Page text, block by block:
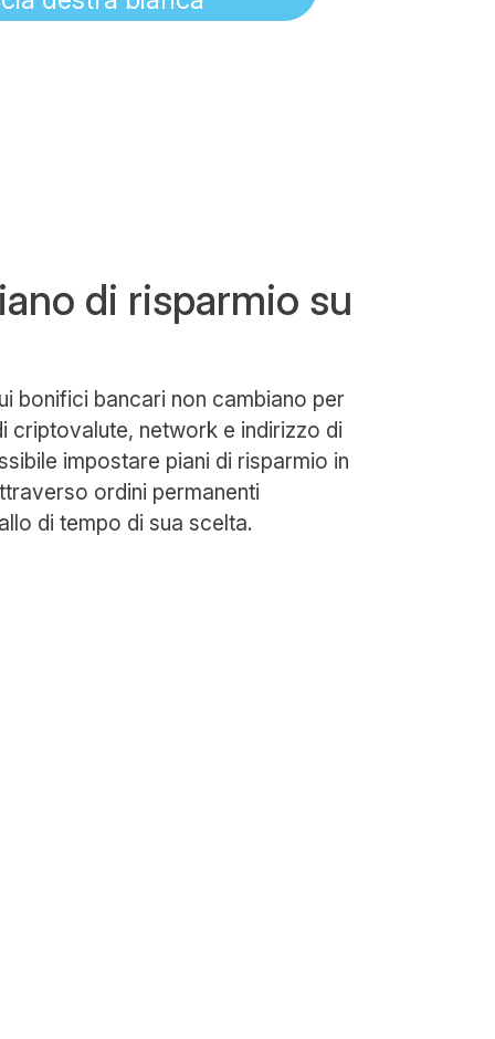
di risparmio su
bonifici bancari non cambiano per
criptovalute, network e indirizzo di
impostare piani di risparmio in
ordini permanenti
di tempo di sua scelta.